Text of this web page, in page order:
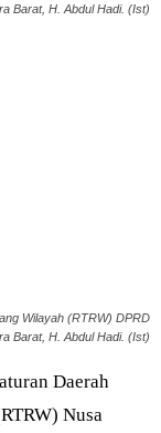
Barat, H. Abdul Hadi. (Ist)
Wilayah (RTRW) DPRD
Barat, H. Abdul Hadi. (Ist)
Daerah
Nusa